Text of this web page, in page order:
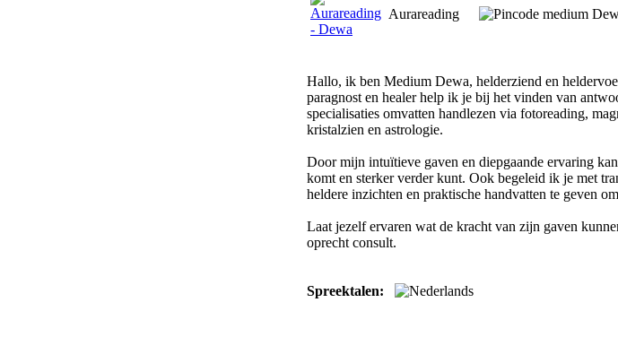
Aurareading
Hallo, ik ben Medium Dewa, helderziend en
paragnost en healer help ik je bij het vinden van
specialisaties omvatten handlezen via fotoreading,
kristalzien en astrologie.
Door mijn intuïtieve gaven en diepgaande ervaring
komt en sterker verder kunt. Ook begeleid ik je met
heldere inzichten en praktische handvatten te geven
Laat jezelf ervaren wat de kracht van zijn gaven
oprecht consult.
Spreektalen: